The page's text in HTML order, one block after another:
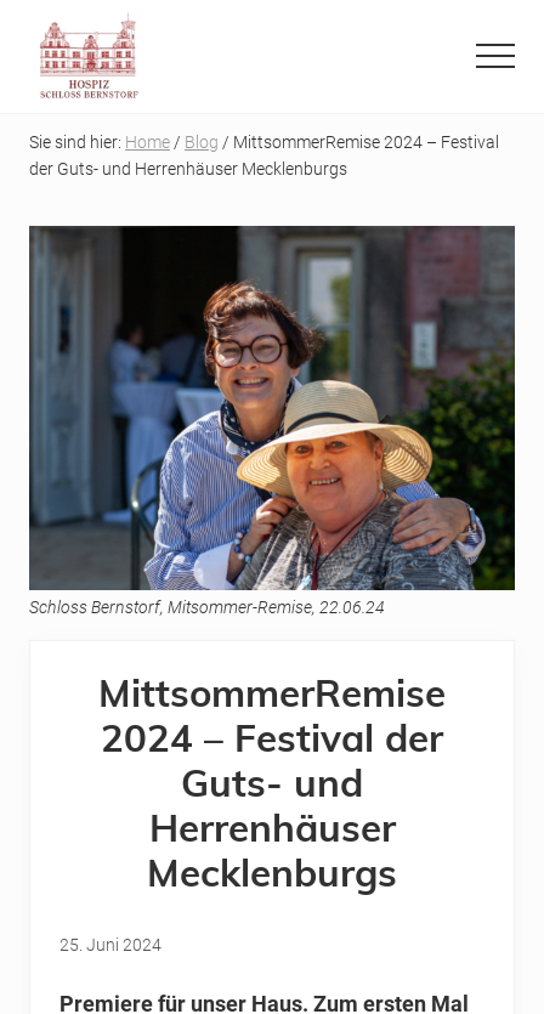
Menu
main
primary
auf
der
Menu
Sie sind hier: Home / Blog / MittsommerRemise 2024 – Festival
der Guts- und Herrenhäuser Mecklenburgs
Schloss Bernstorf, Mitsommer-Remise, 22.06.24
MittsommerRemise
2024 – Festival der
Guts- und
Herrenhäuser
Mecklenburgs
25. Juni 2024
Premiere für unser Haus. Zum ersten Mal